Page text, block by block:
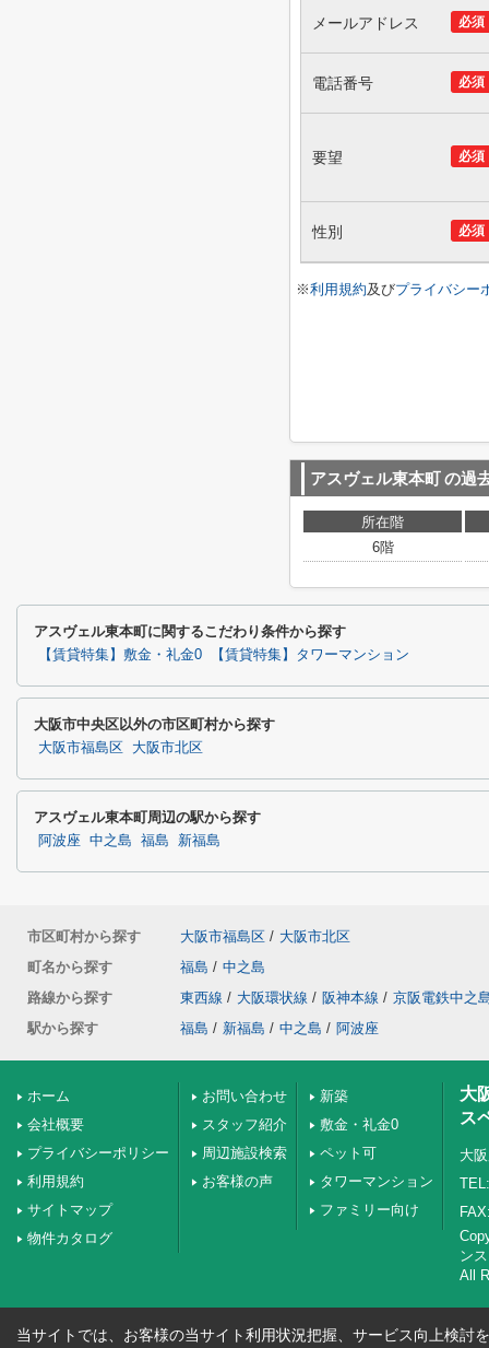
必須
メールアドレス
必須
電話番号
必須
要望
必須
性別
※利用規約及びプライバシー
アスヴェル東本町の過
所在階
6階
アスヴェル東本町に関するこだわり条件から探す
【賃貸特集】敷金・礼金0 【賃貸特集】タワーマンション
大阪市中央区以外の市区町村から探す
大阪市福島区 大阪市北区
アスヴェル東本町周辺の駅から探す
阿波座 中之島 福島 新福島
市区町村から探す 大阪市福島区 / 大阪市北区
町名から探す
福島 / 中之島
路線から探す
東西線 / 大阪環状線 / 阪神本線 / 京阪電鉄中之
駅から探す
福島 / 新福島 / 中之島 / 阿波座
ホーム
会社概要
プライバシーポリシー
利用規約
サイトマップ
物件カタログ
お問い合わせ
スタッフ紹介
周辺施設検索
お客様の声
新築
敷金・礼金0
ペット可
タワーマンション
ファミリー向け
大
ス
大
ンス
All
当サイトでは、お客様の当サイト利用状況把握、サービス向上検討